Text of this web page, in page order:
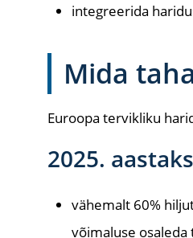
integreerida
Mida
Euroopa tervikliku
2025. aastaks
vähemalt 60%
võimaluse